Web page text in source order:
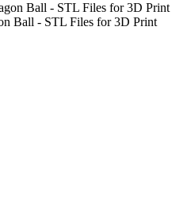
Ball - STL Files for 3D Print